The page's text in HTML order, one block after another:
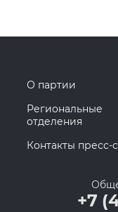
О партии
Региональные
отделения
Контакты пресс-
+7